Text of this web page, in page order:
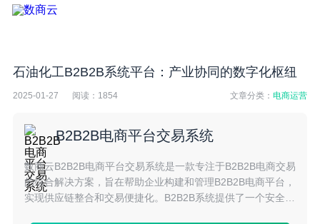
石油化工B2B2B系统平台：产业协同的数字化枢纽
2025-01-27 阅读： 1854 文章分类：电商运营
B2B2B电商平台交易系统
数商云B2B2B电商平台交易系统是一款专注于B2B2B电商交易
的综合解决方案，旨在帮助企业构建和管理B2B2B电商平台，
实现供应链整合和交易便捷化。B2B2B系统提供了一个安全、